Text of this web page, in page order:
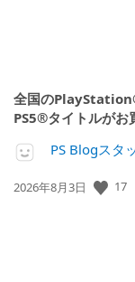
全国の
PS5®タイトルがお
PS Blogスタ
公
2026年8月3日 17